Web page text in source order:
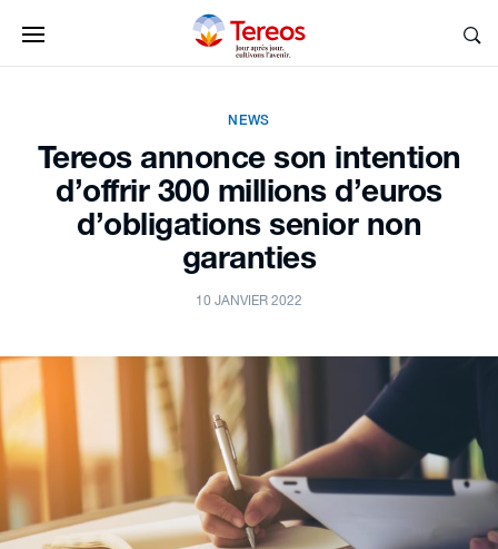
NEWS
Tereos annonce son intention
d’offrir 300 millions d’euros
d’obligations senior non
garanties
10 JANVIER 2022